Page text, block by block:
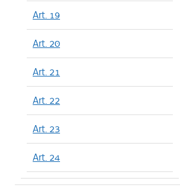
Art. 19
Art. 20
Art. 21
Art. 22
Art. 23
Art. 24